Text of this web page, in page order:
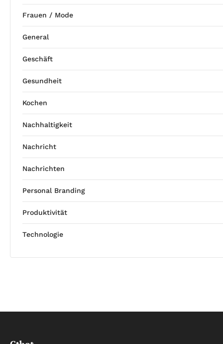
Frauen / Mode
General
Geschäft
Gesundheit
Kochen
Nachhaltigkeit
Nachricht
Nachrichten
Personal Branding
Produktivität
Technologie